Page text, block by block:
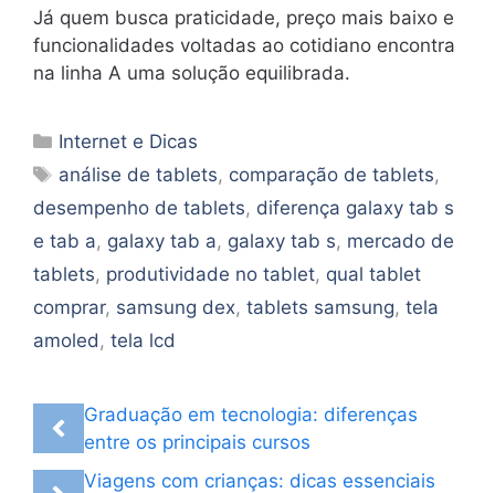
Já quem busca praticidade, preço mais baixo e
funcionalidades voltadas ao cotidiano encontra
na linha A uma solução equilibrada.
Categorias
Internet e Dicas
Tags
análise de tablets, comparação de tablets,
desempenho de tablets, diferença galaxy tab s
e tab a, galaxy tab a, galaxy tab s, mercado de
tablets, produtividade no tablet, qual tablet
comprar, samsung dex, tablets samsung, tela
amoled , tela lcd
Graduação em tecnologia: diferenças
entre os principais cursos
Viagens com crianças: dicas essenciais